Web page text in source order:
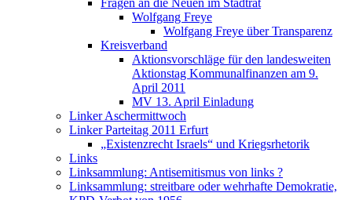
Fragen an die Neuen im Stadtrat
Wolfgang Freye
Wolfgang Freye über Transparenz
Kreisverband
Aktionsvorschläge für den landesweiten
Aktionstag Kommunalfinanzen am 9.
April 2011
MV 13. April Einladung
Linker Aschermittwoch
Linker Parteitag 2011 Erfurt
„Existenzrecht Israels“ und Kriegsrhetorik
Links
Linksammlung: Antisemitismus von links ?
Linksammlung: streitbare oder wehrhafte Demokratie,